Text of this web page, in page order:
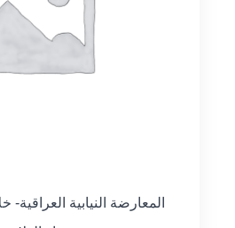
المعارضة النيابية العراقية-